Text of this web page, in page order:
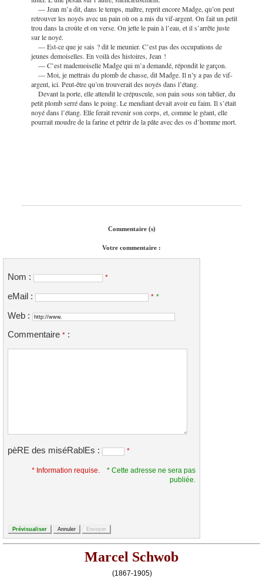
— Jean m’a dit, dans le temps, maître, reprit encore Madge, qu’on peut
retrouver les noyés avec un pain où on a mis du vif-argent. On fait un petit
trou dans la croûte et on verse. On jette le pain à l’eau, et il s’arrête juste
sur le noyé.
— Est-ce que je sais ? dit le meunier. C’est pas des occupations de
jeunes demoiselles. En voilà des histoires, Jean !
— C’est mademoiselle Madge qui m’a demandé, répondit le garçon.
— Moi, je mettrais du plomb de chasse, dit Madge. Il n’y a pas de vif-
argent, ici. Peut-être qu’on trouverait des noyés dans l’étang.
Devant la porte, elle attendit le crépuscule, son pain sous son tablier, du
petit plomb serré dans le poing. Le mendiant devait avoir eu faim. Il s’était
noyé dans l’étang. Elle ferait revenir son corps, et, comme le géant, elle
pourrait moudre de la farine et pétrir de la pâte avec des os d’homme mort.
Commentaire (s)
Votre commentaire :
Nom : *
eMail : * *
Web :
Commentaire * :
pèRE des miséRablEs : *
* Information requise.
* Cette adresse ne sera pas
publiée.
Marcel Schwob
(1867-1905)